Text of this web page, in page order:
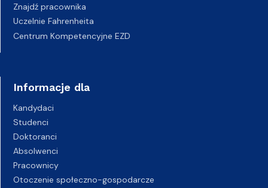
Znajdź pracownika
Uczelnie Fahrenheita
Centrum Kompetencyjne EZD
Informacje dla
Kandydaci
Studenci
Doktoranci
Absolwenci
Pracownicy
Otoczenie społeczno-gospodarcze